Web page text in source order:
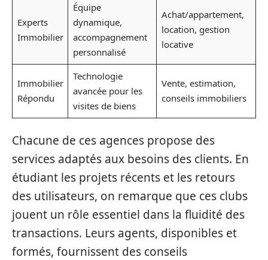
Experts
Immobilier
Équipe
dynamique,
accompagnement
personnalisé
Achat/appartement,
location, gestion
locative
Immobilier
Répondu
Technologie
avancée pour les
visites de biens
Vente, estimation,
conseils immobiliers
Chacune de ces agences propose des
services adaptés aux besoins des clients. En
étudiant les projets récents et les retours
des utilisateurs, on remarque que ces clubs
jouent un rôle essentiel dans la fluidité des
transactions. Leurs agents, disponibles et
formés, fournissent des conseils